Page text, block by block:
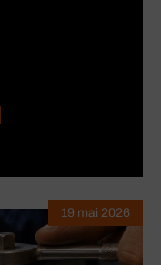
19 mai 2026